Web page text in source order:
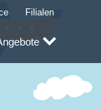
Filialen